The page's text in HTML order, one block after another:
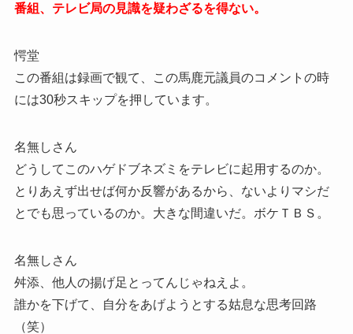
番組、テレビ局の見識を疑わざるを得ない。
愕堂
この番組は録画で観て、この馬鹿元議員のコメントの時
には30秒スキップを押しています。
名無しさん
どうしてこのハゲドブネズミをテレビに起用するのか。
とりあえず出せば何か反響があるから、ないよりマシだ
とでも思っているのか。大きな間違いだ。ボケＴＢＳ。
名無しさん
舛添、他人の揚げ足とってんじゃねえよ。
誰かを下げて、自分をあげようとする姑息な思考回路
（笑）